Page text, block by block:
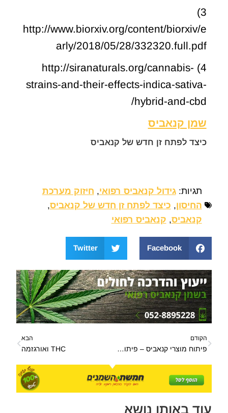
3)
http://www.biorxiv.org/content/biorxiv/e
arly/2018/05/28/332320.full.pdf
4) http://siranaturals.org/cannabis-
strains-and-their-effects-indica-sativa-
hybrid-and-cbd/
שמן קנאביס
כיצד לפתח זן חדש של קנאביס
תגיות: גידול קנאביס רפואי, חיזוק מערכת
החיסון, כיצד לפתח זן חדש של קנאביס,
קנאביס, קנאביס רפואי
Facebook
Twitter
הקודם
פיתוח מוצרי קנאביס – פיתוח מוצרי קנאביס בישראל
הבא
THC ואורגזמה
עוד באותו נושא